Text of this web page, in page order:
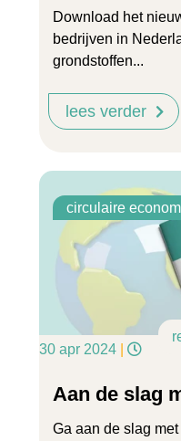
Download het
bedrijven in
grondstoffen...
lees verder
circulaire
30 apr 2024
Aan de slag
Ga aan de slag